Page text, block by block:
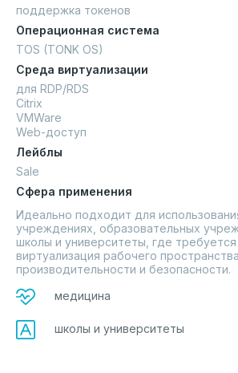
поддержка токенов
Операционная система
TOS (TONK OS)
Среда виртуализации
для RDP/RDS
Citrix
VMWare
Web-доступ
Лейблы
Sale
Сфера применения
Идеально подходит для
учреждениях, образовательных
школы и университеты, где
виртуализация рабочего
производительности и безопасности.
медицина
школы и университеты